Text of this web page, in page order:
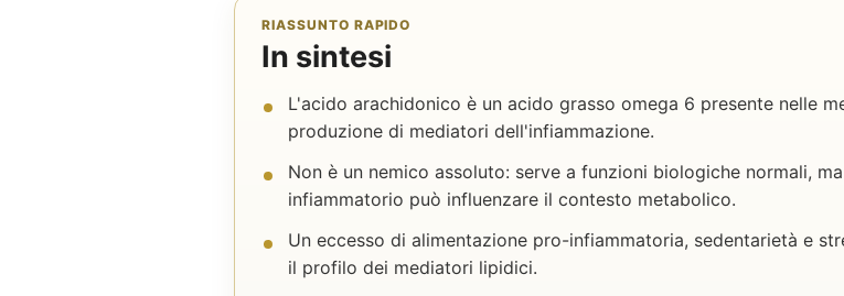
RIASSUNTO RAPIDO
In sintesi
L'acido arachidonico è un acido grasso omega 6 presente nelle
produzione di mediatori dell'infiammazione.
Non è un nemico assoluto: serve a funzioni biologiche normali,
infiammatorio può influenzare il contesto metabolico.
Un eccesso di alimentazione pro-infiammatoria, sedentarietà e
il profilo dei mediatori lipidici.